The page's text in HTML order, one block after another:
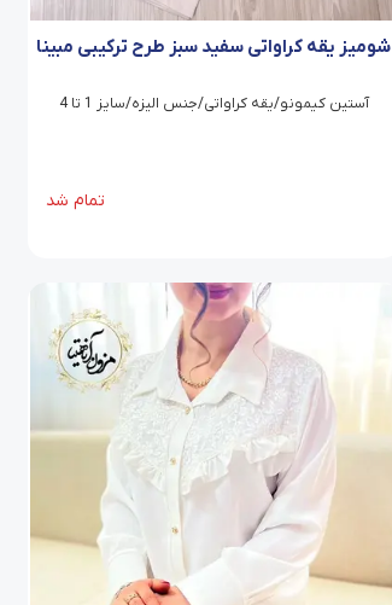
شومیز یقه کراواتی سفید سبز طرح ترکیبی مبینا
آستین کیمونو/یقه کراواتی/جنس الیزه/سایز 1 تا 4
تمام شد